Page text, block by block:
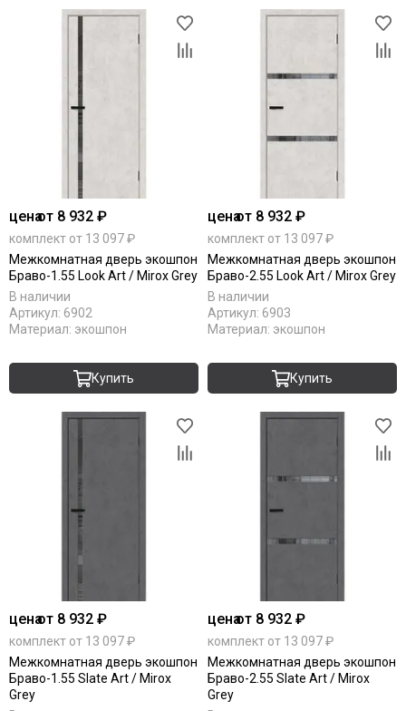
ценаот 8 932 ₽
комплект от 13 097 ₽
Межкомнатная дверь экошпон
Браво-1.55 Look Art / Mirox Grey
В наличии
Артикул: 6902
Материал: экошпон
Купить
ценаот 8 932 ₽
комплект от 13 097 ₽
Межкомнатная дверь экошпон
Браво-2.55 Look Art / Mirox Grey
В наличии
Артикул: 6903
Материал: экошпон
Купить
ценаот 8 932 ₽
комплект от 13 097 ₽
Межкомнатная дверь экошпон
Браво-1.55 Slate Art / Mirox
Grey
ценаот 8 932 ₽
комплект от 13 097 ₽
Межкомнатная дверь экошпон
Браво-2.55 Slate Art / Mirox
Grey